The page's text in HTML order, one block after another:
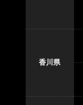
香川県